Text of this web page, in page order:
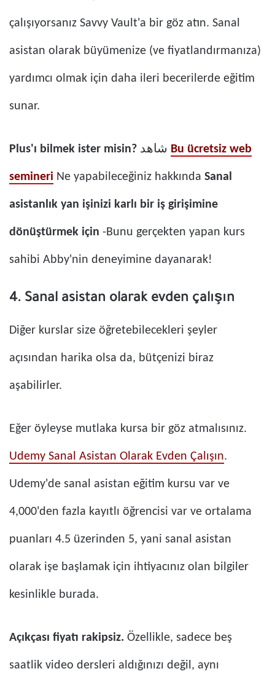
çalışıyorsanız Savvy Vault'a bir göz atın. Sanal
asistan olarak büyümenize (ve fiyatlandırmanıza)
yardımcı olmak için daha ileri becerilerde eğitim
sunar.
Plus'ı bilmek ister misin? Bu ücretsiz web
semineri Ne yapabileceğiniz hakkında Sanal
asistanlık yan işinizi karlı bir iş girişimine
dönüştürmek için -Bunu gerçekten yapan kurs
sahibi Abby'nin deneyimine dayanarak!
4. Sanal asistan olarak evden çalışın
Diğer kurslar size öğretebilecekleri şeyler
açısından harika olsa da, bütçenizi biraz
aşabilirler.
Eğer öyleyse mutlaka kursa bir göz atmalısınız.
Udemy Sanal Asistan Olarak Evden Çalışın.
Udemy'de sanal asistan eğitim kursu var ve
4,000'den fazla kayıtlı öğrencisi var ve ortalama
puanları 4.5 üzerinden 5, yani sanal asistan
olarak işe başlamak için ihtiyacınız olan bilgiler
kesinlikle burada.
Açıkçası fiyatı rakipsiz. Özellikle, sadece beş
saatlik video dersleri aldığınızı değil, aynı